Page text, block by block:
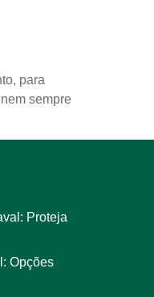
para
sempre
Proteja
Opções